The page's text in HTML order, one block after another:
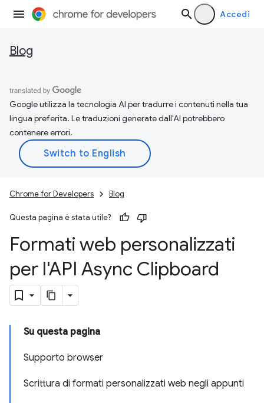
Accedi
Blog
Google utilizza la tecnologia AI per tradurre i contenuti nella tua
lingua preferita. Le traduzioni generate dall'AI potrebbero
contenere errori.
Chrome for Developers Blog
Questa pagina è stata utile?
Formati web personalizzati
per l'API Async Clipboard
Su questa pagina
Supporto browser
Scrittura di formati personalizzati web negli appunti